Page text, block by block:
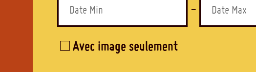
-
Avec image seulement